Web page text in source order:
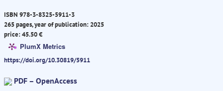
ISBN 978-3-8325-5911-3
265 pages, year of publication: 2025
price: 45.50 €
PlumX Metrics
https://doi.org/10.30819/5911
PDF – OpenAccess